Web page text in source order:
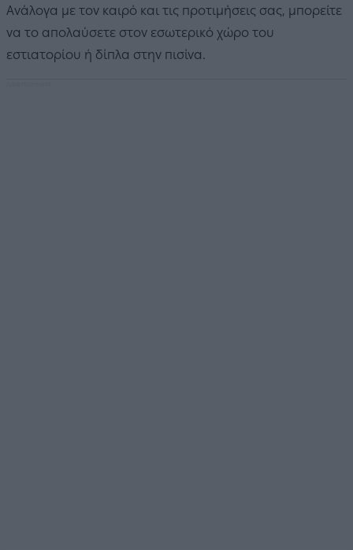
Ανάλογα με τον καιρό και τις προτιμήσεις σας, μπορείτε
να το απολαύσετε στον εσωτερικό χώρο του
εστιατορίου ή δίπλα στην πισίνα.